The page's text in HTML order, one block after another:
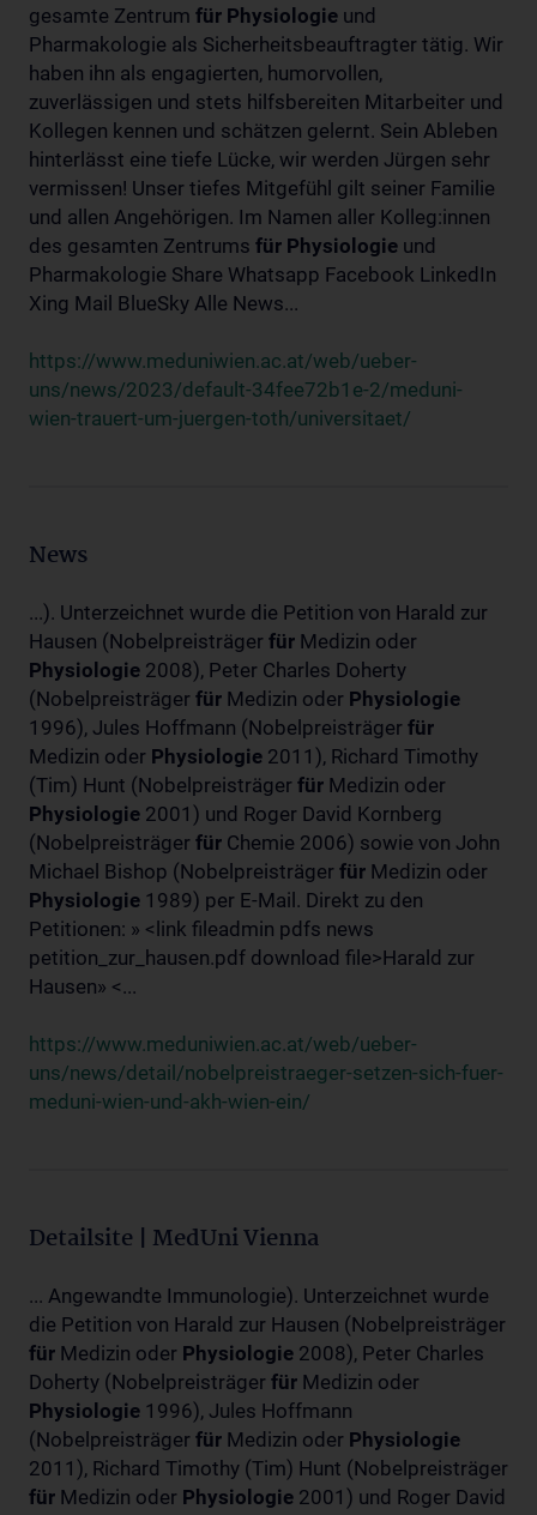
gesamte Zentrum für Physiologie und
Pharmakologie als Sicherheitsbeauftragter tätig. Wir
haben ihn als engagierten, humorvollen,
zuverlässigen und stets hilfsbereiten Mitarbeiter und
Kollegen kennen und schätzen gelernt. Sein Ableben
hinterlässt eine tiefe Lücke, wir werden Jürgen sehr
vermissen! Unser tiefes Mitgefühl gilt seiner Familie
und allen Angehörigen. Im Namen aller Kolleg:innen
des gesamten Zentrums für Physiologie und
Pharmakologie Share Whatsapp Facebook LinkedIn
Xing Mail BlueSky Alle News...
https://www.meduniwien.ac.at/web/ueber-
uns/news/2023/default-34fee72b1e-2/meduni-
wien-trauert-um-juergen-toth/universitaet/
News
...). Unterzeichnet wurde die Petition von Harald zur
Hausen (Nobelpreisträger für Medizin oder
Physiologie 2008), Peter Charles Doherty
(Nobelpreisträger für Medizin oder Physiologie
1996), Jules Hoffmann (Nobelpreisträger für
Medizin oder Physiologie 2011), Richard Timothy
(Tim) Hunt (Nobelpreisträger für Medizin oder
Physiologie 2001) und Roger David Kornberg
(Nobelpreisträger für Chemie 2006) sowie von John
Michael Bishop (Nobelpreisträger für Medizin oder
Physiologie 1989) per E-Mail. Direkt zu den
Petitionen: » <link fileadmin pdfs news
petition_zur_hausen.pdf download file>Harald zur
Hausen» <...
https://www.meduniwien.ac.at/web/ueber-
uns/news/detail/nobelpreistraeger-setzen-sich-fuer-
meduni-wien-und-akh-wien-ein/
Detailsite | MedUni Vienna
... Angewandte Immunologie). Unterzeichnet wurde
die Petition von Harald zur Hausen (Nobelpreisträger
für Medizin oder Physiologie 2008), Peter Charles
Doherty (Nobelpreisträger für Medizin oder
Physiologie 1996), Jules Hoffmann
(Nobelpreisträger für Medizin oder Physiologie
2011), Richard Timothy (Tim) Hunt (Nobelpreisträger
für Medizin oder Physiologie 2001) und Roger David